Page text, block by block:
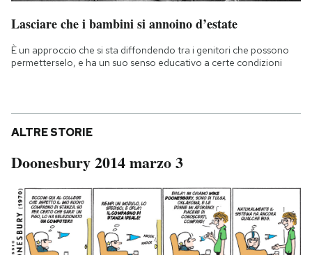
Lasciare che i bambini si annoino d’estate
È un approccio che si sta diffondendo tra i genitori che possono
permetterselo, e ha un suo senso educativo a certe condizioni
ALTRE STORIE
Doonesbury 2014 marzo 3